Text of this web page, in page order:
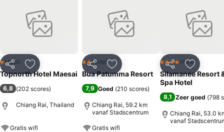
Delen Toevoegen aan favorieten
1 Sterren
Hotel
Topnorth Hotel Maesai
6,8 (202 scores)
Chiang Rai, Thailand
Gratis wifi
Delen Toevoegen aan favorieten
2 Sterren
Hotel
Bua Patumma Resort
7,9 Goed (210 scores)
Chiang Rai, 59.2 km
vanaf Stadscentrum
Gratis wifi
Delen
4 SterrenHotel
Silamanee Resort
Spa Hotel
8,1 Zeer goed (798
Chiang Rai, 53.0
vanaf